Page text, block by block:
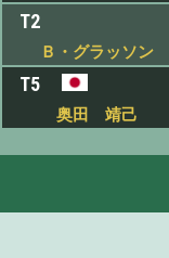
T2
Ｂ・グラッソン
T5
奥田 靖己